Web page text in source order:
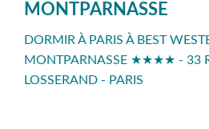
MONTPARNASSE
DORMIR À PARIS À BEST
MONTPARNASSE ★★★★ - 33
LOSSERAND - PARIS